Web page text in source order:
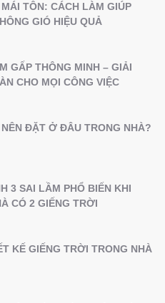
TÔN: CÁCH LÀM GIÚP
GIÓ HIỆU QUẢ
GẤP THÔNG MINH – GIẢI
CHO MỌI CÔNG VIỆC
ĐẶT Ở ĐÂU TRONG NHÀ?
3 SAI LẦM PHỔ BIẾN KHI
CÓ 2 GIẾNG TRỜI
KẾ GIẾNG TRỜI TRONG NHÀ